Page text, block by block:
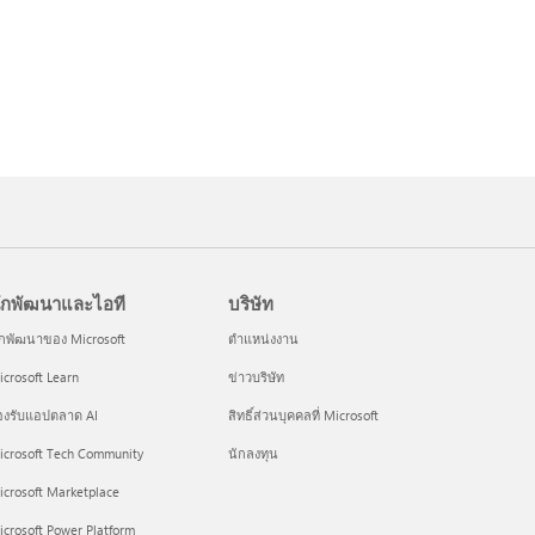
พัฒนาและไอที
พัฒนาของ Microsoft
Learn
งรับแอปตลาด AI
Tech Community
Marketplace
Power Platform
บริษัท
ตำแหน่งงาน
ข่าวบริษัท
สิทธิ์ส่วนบุคคลที่ Microsoft
นักลงทุน